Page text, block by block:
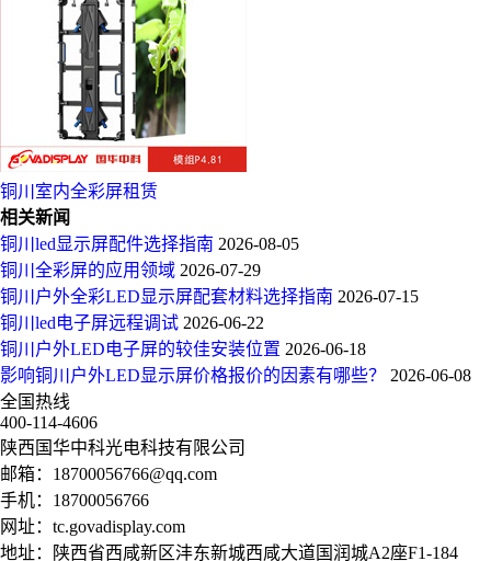
铜川室内全彩屏租赁
相关新闻
铜川led显示屏配件选择指南 2026-08-05
铜川全彩屏的应用领域 2026-07-29
铜川户外全彩LED显示屏配套材料选择指南 2026-07-15
铜川led电子屏远程调试 2026-06-22
铜川户外LED电子屏的较佳安装位置 2026-06-18
影响铜川户外LED显示屏价格报价的因素有哪些？ 2026-06-08
全国热线
400-114-4606
陕西国华中科光电科技有限公司
邮箱： 18700056766@qq.com
手机： 18700056766
网址： tc.govadisplay.com
地址：陕西省西咸新区沣东新城西咸大道国润城A2座F1-184